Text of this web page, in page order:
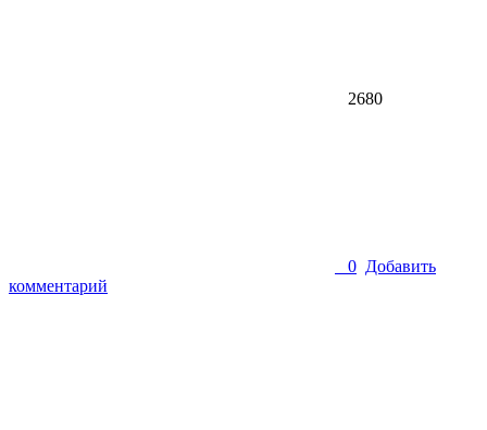
2680
0 Добавить
комментарий